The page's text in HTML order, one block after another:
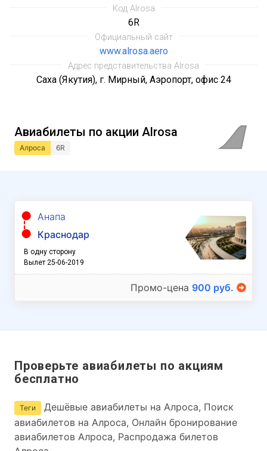
Код Alrosa
6R
Официальный сайт
www.alrosa.aero
Адрес представительства Alrosa
Саха (Якутия), г. Мирный, Аэропорт, офис 24
Авиабилеты по акции Alrosa
Алроса 6R
Анапа
Краснодар
В одну сторону
Вылет 25-06-2019
Промо-цена 900 руб.
Проверьте авиабилеты по акциям
бесплатно
Теги
Дешёвые авиабилеты на Алроса, Поиск
авиабилетов на Алроса, Онлайн бронирование
авиабилетов Алроса, Распродажа билетов